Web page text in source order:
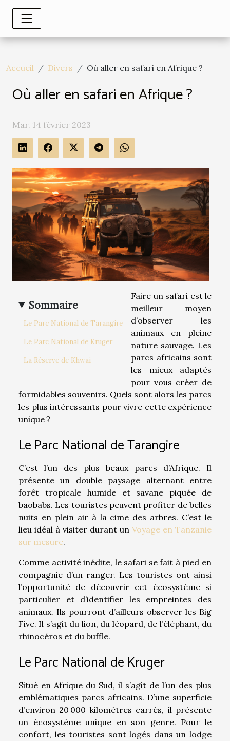
Accueil Divers Où aller en safari en Afrique ?
Où aller en safari en Afrique ?
Mar. 14 février 2023
Sommaire
Le Parc National de Tarangire
Le Parc National de Kruger
La Réserve de Khwai
Faire un safari est le
meilleur moyen
d’observer les
animaux en pleine
nature sauvage. Les
parcs africains sont
les mieux adaptés
pour vous créer de
formidables souvenirs. Quels sont alors les parcs
les plus intéressants pour vivre cette expérience
unique ?
Le Parc National de Tarangire
C’est l’un des plus beaux parcs d’Afrique. Il
présente un double paysage alternant entre
forêt tropicale humide et savane piquée de
baobabs. Les touristes peuvent profiter de belles
nuits en plein air à la cime des arbres. C’est le
lieu idéal à visiter durant un Voyage en Tanzanie
sur mesure.
Comme activité inédite, le safari se fait à pied en
compagnie d’un ranger. Les touristes ont ainsi
l’opportunité de découvrir cet écosystème si
particulier et d’identifier les empreintes des
animaux. Ils pourront d’ailleurs observer les Big
Five. Il s’agit du lion, du léopard, de l’éléphant, du
rhinocéros et du buffle.
Le Parc National de Kruger
Situé en Afrique du Sud, il s’agit de l’un des plus
emblématiques parcs africains. D’une superficie
d’environ 20 000 kilomètres carrés, il présente
un écosystème unique en son genre. Pour le
confort, les touristes sont logés dans un lodge